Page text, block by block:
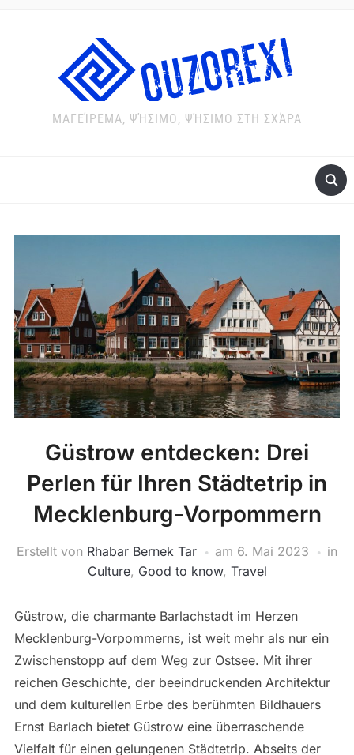
ΜΑΓΕΊΡΕΜΑ, ΨΉΣΙΜΟ, ΨΉΣΙΜΟ ΣΤΗ ΣΧΆΡΑ
Güstrow entdecken: Drei
Perlen für Ihren Städtetrip in
Mecklenburg-Vorpommern
Erstellt von Rhabar Bernek Tar am 6. Mai 2023
in
Culture, Good to know, Travel
Güstrow, die charmante Barlachstadt im Herzen
Mecklenburg-Vorpommerns, ist weit mehr als nur ein
Zwischenstopp auf dem Weg zur Ostsee. Mit ihrer
reichen Geschichte, der beeindruckenden Architektur
und dem kulturellen Erbe des berühmten Bildhauers
Ernst Barlach bietet Güstrow eine überraschende
Vielfalt für einen gelungenen Städtetrip. Abseits der